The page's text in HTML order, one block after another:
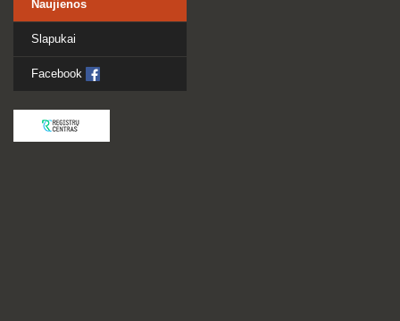
Naujienos
Slapukai
Facebook